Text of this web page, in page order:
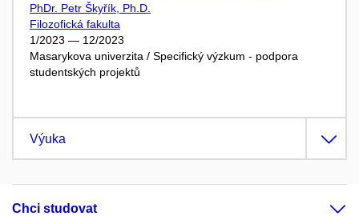
PhDr. Petr Škyřík, Ph.D.
Filozofická fakulta
1/2023 — 12/2023
Masarykova univerzita / Specifický výzkum - podpora
studentských projektů
Výuka
Chci studovat